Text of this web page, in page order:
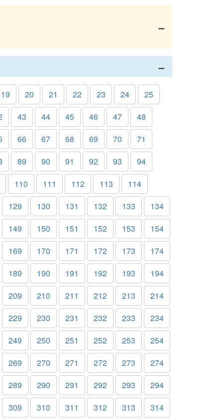
19 20 21 22 23 24
25
43 44 45 46 47
48
66 67 68 69 70
71
89 90 91 92 93
94
110
111 112 113
114
129
130 131 132 133
134
149
150 151 152 153
154
169
170 171 172 173
174
189
190 191 192 193
194
209
210 211 212 213
214
229
230 231 232 233
234
249
250 251 252 253
254
269
270 271 272 273
274
289
290 291 292 293
294
309
310 311 312 313 314